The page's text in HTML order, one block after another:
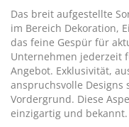
Das breit aufgestellte
im Bereich Dekoration,
das feine Gespür für
Unternehmen jederzeit
Angebot. Exklusivität,
anspruchsvolle
Vordergrund. Diese
einzigartig und bekannt.